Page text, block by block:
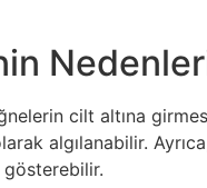
cilt altına
algılanabilir.
gösterebilir.